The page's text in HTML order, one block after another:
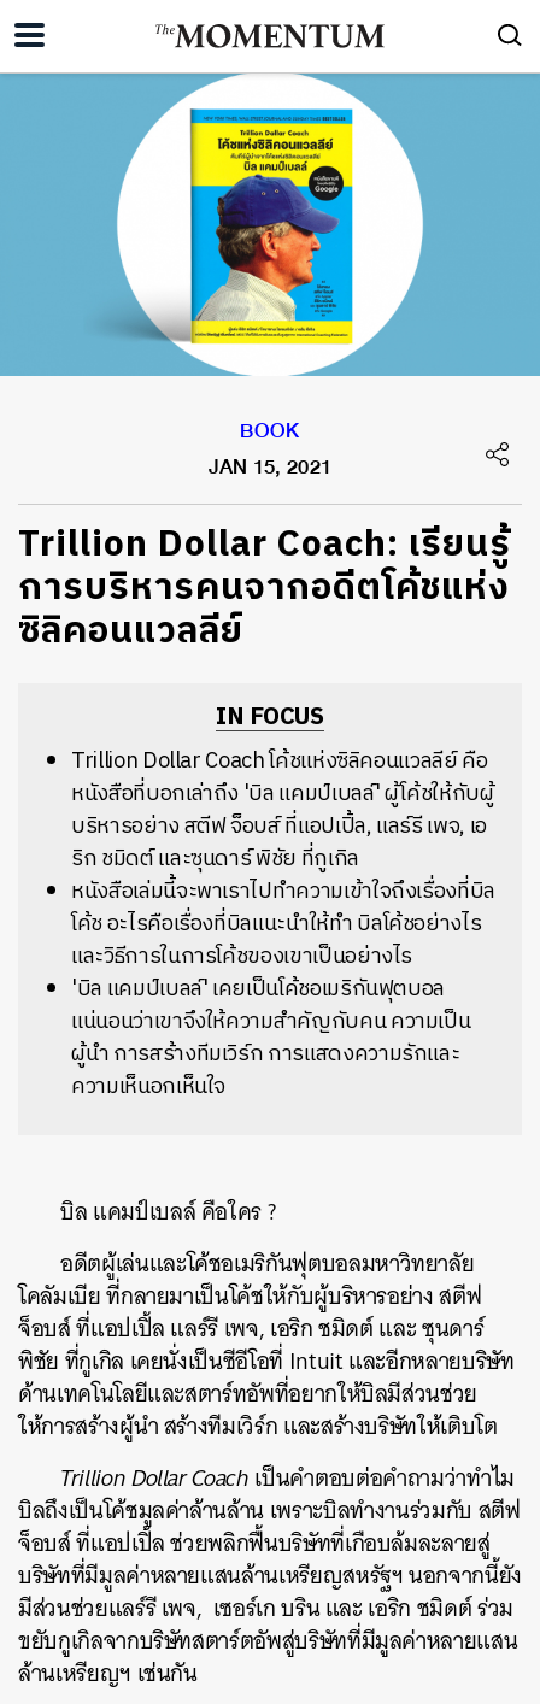
BOOK
JAN 15, 2021
Trillion Dollar Coach: เรียนรู้
การบริหารคนจากอดีตโค้ชแห่ง
ซิลิคอนแวลลีย์
IN FOCUS
Trillion Dollar Coach โค้ชแห่งซิลิคอนแวลลีย์ คือ
หนังสือที่บอกเล่าถึง 'บิล แคมป์เบลล์' ผู้โค้ชให้กับผู้
บริหารอย่าง สตีฟ จ็อบส์ ที่แอปเปิ้ล, แลร์รี เพจ, เอ
ริก ชมิดต์ และซุนดาร์ พิชัย ที่กูเกิล
หนังสือเล่มนี้จะพาเราไปทำความเข้าใจถึงเรื่องที่บิล
โค้ช อะไรคือเรื่องที่บิลแนะนำให้ทำ บิลโค้ชอย่างไร
และวิธีการในการโค้ชของเขาเป็นอย่างไร
'บิล แคมป์เบลล์' เคยเป็นโค้ชอเมริกันฟุตบอล
แน่นอนว่าเขาจึงให้ความสำคัญกับคน ความเป็น
ผู้นำ การสร้างทีมเวิร์ก การแสดงความรักและ
ความเห็นอกเห็นใจ
บิล แคมป์เบลล์ คือใคร ?
อดีตผู้เล่นและโค้ชอเมริกันฟุตบอลมหาวิทยาลัย
โคลัมเบีย ที่กลายมาเป็นโค้ชให้กับผู้บริหารอย่าง สตีฟ
จ็อบส์ ที่แอปเปิ้ล แลร์รี เพจ, เอริก ชมิดต์ และ ซุนดาร์
พิชัย ที่กูเกิล เคยนั่งเป็นซีอีโอที่ Intuit และอีกหลายบริษัท
ด้านเทคโนโลยีและสตาร์ทอัพที่อยากให้บิลมีส่วนช่วย
ให้การสร้างผู้นำ สร้างทีมเวิร์ก และสร้างบริษัทให้เติบโต
Trillion Dollar Coachเป็นคำตอบต่อคำถามว่าทำไม
บิลถึงเป็นโค้ชมูลค่าล้านล้าน เพราะบิลทำงานร่วมกับ สตีฟ
จ็อบส์ ที่แอปเปิ้ล ช่วยพลิกฟื้นบริษัทที่เกือบล้มละลายสู่
บริษัทที่มีมูลค่าหลายแสนล้านเหรียญสหรัฐฯ นอกจากนี้ยัง
มีส่วนช่วยแลร์รี เพจ, เซอร์เก บริน และ เอริก ชมิดต์ ร่วม
ขยับกูเกิลจากบริษัทสตาร์ตอัพสู่บริษัทที่มีมูลค่าหลายแสน
ล้านเหรียญฯ เช่นกัน